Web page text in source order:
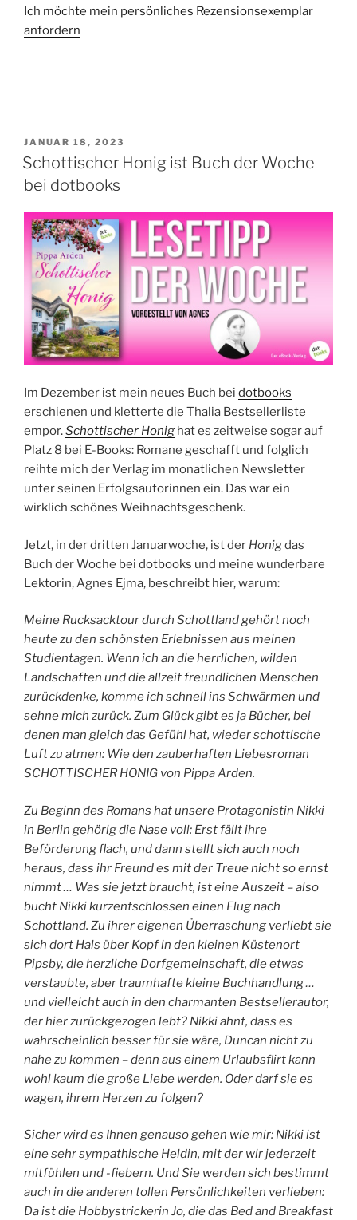
Ich möchte mein persönliches Rezensionsexemplar
anfordern
VERÖFFENTLICHT
AM
JANUAR 18, 2023
Schottischer Honig ist Buch der Woche
bei dotbooks
Im Dezember ist mein neues Buch bei dotbooks
erschienen und kletterte die Thalia Bestsellerliste
empor.Schottischer Honig hat es zeitweise sogar auf
Platz 8 bei E-Books: Romane geschafft und folglich
reihte mich der Verlag im monatlichen Newsletter
unter seinen Erfolgsautorinnen ein. Das war ein
wirklich schönes Weihnachtsgeschenk.
Jetzt, in der dritten Januarwoche, ist der Honigdas
Buch der Woche bei dotbooks und meine wunderbare
Lektorin, Agnes Ejma, beschreibt hier, warum:
Meine Rucksacktour durch Schottland gehört noch
heute zu den schönsten Erlebnissen aus meinen
Studientagen. Wenn ich an die herrlichen, wilden
Landschaften und die allzeit freundlichen Menschen
zurückdenke, komme ich schnell ins Schwärmen und
sehne mich zurück. Zum Glück gibt es ja Bücher, bei
denen man gleich das Gefühl hat, wieder schottische
Luft zu atmen: Wie den zauberhaften Liebesroman
SCHOTTISCHER HONIG von Pippa Arden.
Zu Beginn des Romans hat unsere Protagonistin Nikki
in Berlin gehörig die Nase voll: Erst fällt ihre
Beförderung flach, und dann stellt sich auch noch
heraus, dass ihr Freund es mit der Treue nicht so ernst
nimmt … Was sie jetzt braucht, ist eine Auszeit – also
bucht Nikki kurzentschlossen einen Flug nach
Schottland. Zu ihrer eigenen Überraschung verliebt sie
sich dort Hals über Kopf in den kleinen Küstenort
Pipsby, die herzliche Dorfgemeinschaft, die etwas
verstaubte, aber traumhafte kleine Buchhandlung …
und vielleicht auch in den charmanten Bestsellerautor,
der hier zurückgezogen lebt? Nikki ahnt, dass es
wahrscheinlich besser für sie wäre, Duncan nicht zu
nahe zu kommen – denn aus einem Urlaubsflirt kann
wohl kaum die große Liebe werden. Oder darf sie es
wagen, ihrem Herzen zu folgen?
Sicher wird es Ihnen genauso gehen wie mir: Nikki ist
eine sehr sympathische Heldin, mit der wir jederzeit
mitfühlen und -fiebern. Und Sie werden sich bestimmt
auch in die anderen tollen Persönlichkeiten verlieben:
Da ist die Hobbystrickerin Jo, die das Bed and Breakfast